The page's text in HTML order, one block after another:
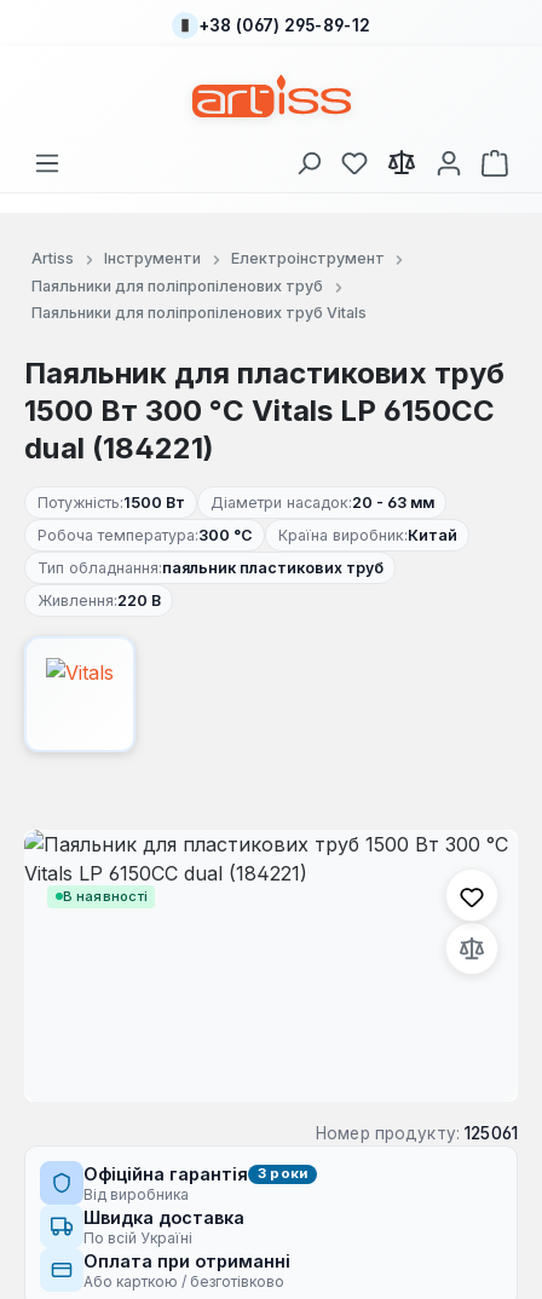
Перейти до основного вмісту
+38 (067) 295-89-12
У вас є 0 у списку
Artiss Інструменти
Електроінструмент
Паяльники для поліпропіленових труб
Паяльники для поліпропіленових труб Vitals
Паяльник для пластикових труб
1500 Вт 300 °С Vitals LP 6150CC
dual (184221)
Потужність:1500 Вт Діаметри насадок:20 - 63 мм
Робоча температура:300 °С Країна виробник:Китай
Тип обладнання:паяльник пластикових труб
Живлення:220 В
В наявності
Пропустити галерею зображень
Номер продукту: 125061
Офіційна гарантія 3 роки
Від виробника
Швидка доставка
По всій Україні
Оплата при отриманні
Або карткою / безготівково